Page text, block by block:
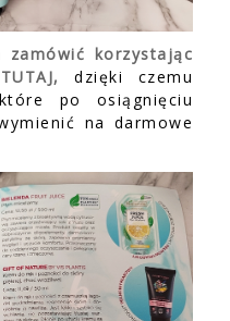
zamówić korzystając
dzięki czemu
po osiągnięciu
na darmowe